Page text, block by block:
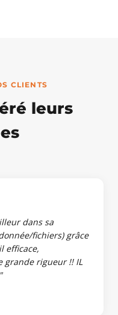
CLIENTS
leurs
dans sa
fichiers) grâce
efficace,
grande rigueur !! IL